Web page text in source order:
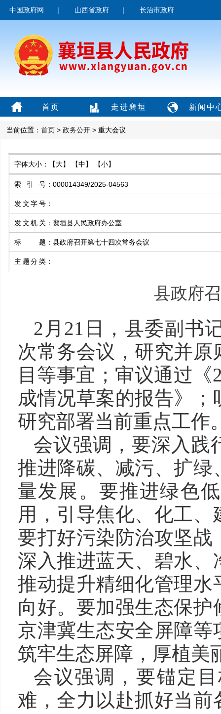
中国政府网 | 山西省政府 | 长治市政府
首页 走进襄垣 新闻中
当前位置： 首页 > 政务公开 > 重大会议
字体大小： 【大】 【中】 【小】
索引号 ： 000014349/2025-04563
发文字号 ：
发文机关 ： 襄垣县人民政府办公室
标题 ： 县政府召开第七十四次常务会议
主题分类 ：
县政府
2月21日，县委副书
次常务会议，研究并
目等事宜；审议通过
成情况草案的报告》
研究部署当前重点工作
会议强调，要深入践
推进降碳、减污、扩
量发展。要推进绿色
用，引导焦化、化工
要打好污染防治攻坚
深入推进蓝天、碧水
推动提升精细化管理
向好。要加强生态保
京津冀生态安全屏障
筑牢生态屏障，厚植美
会议强调，要锚定
难，全力以赴抓好当